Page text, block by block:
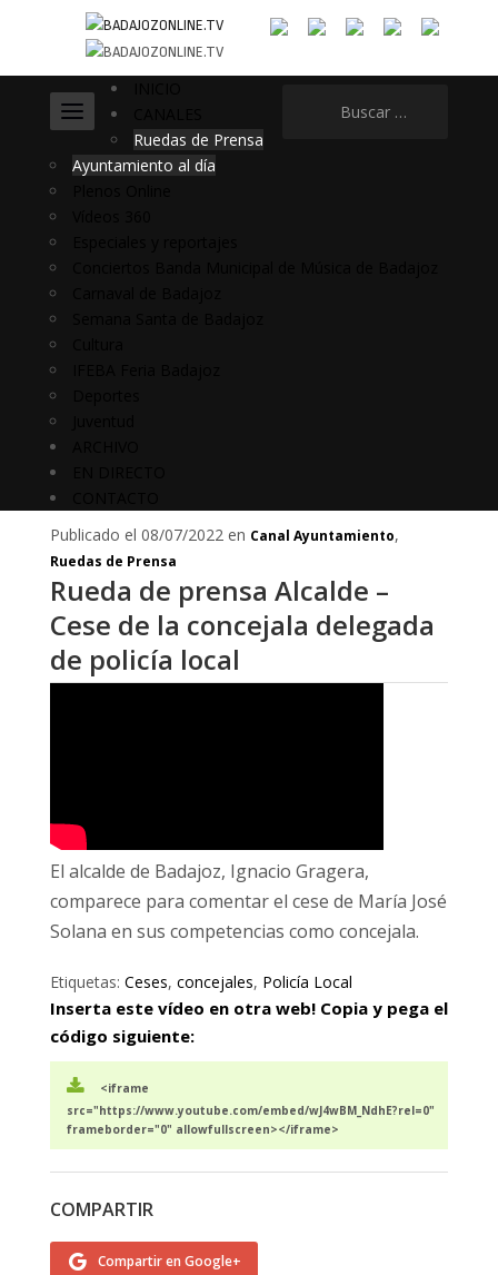
Ruedas de Prensa
Ayuntamiento al día
Publicado el 08/07/2022 en Canal Ayuntamiento,
Ruedas de Prensa
Rueda de prensa Alcalde –
Cese de la concejala delegada
de policía local
El alcalde de Badajoz, Ignacio Gragera,
comparece para comentar el cese de María José
Solana en sus competencias como concejala.
Etiquetas: Ceses, concejales, Policía Local
Inserta este vídeo en otra web! Copia y pega el
código siguiente:
<iframe
src="https://www.youtube.com/embed/wJ4wBM_NdhE?rel=0"
frameborder="0" allowfullscreen></iframe>
COMPARTIR
Compartir en Google+